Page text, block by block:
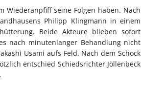
Wiederanpfiff seine Folgen haben. Nach
Philipp Klingmann in einem
Beide Akteure blieben sofort
nach minutenlanger Behandlung nicht
Usami aufs Feld. Nach dem Schock
entschied Schiedsrichter Jöllenbeck